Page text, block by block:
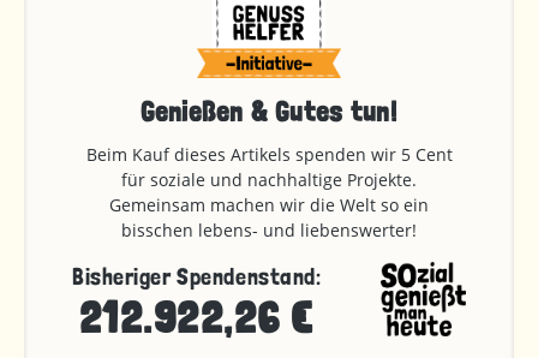
Genießen & Gutes tun!
Beim Kauf dieses Artikels spenden wir 5 Cent
für soziale und nachhaltige Projekte.
Gemeinsam machen wir die Welt so ein
bisschen lebens- und liebenswerter!
Bisheriger Spendenstand:
212.922,26 €